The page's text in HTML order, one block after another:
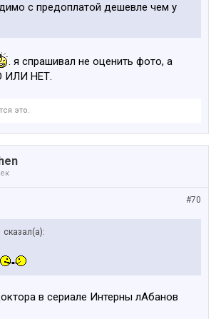
с предоплатой дешевле чем у
. я спрашивал не оценить фото, а
ИЛИ НЕТ.
это.
#70
в сериале Интерны лАбанов